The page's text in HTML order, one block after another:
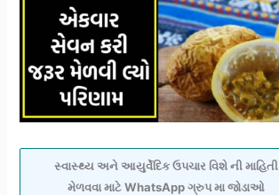
સ્વાસ્થ્ય અને આયુર્વેદિક ઉપચાર વિશે ની માહિતી
મેળવવા માટે WhatsApp ગ્રુપ મા જોડાઓ